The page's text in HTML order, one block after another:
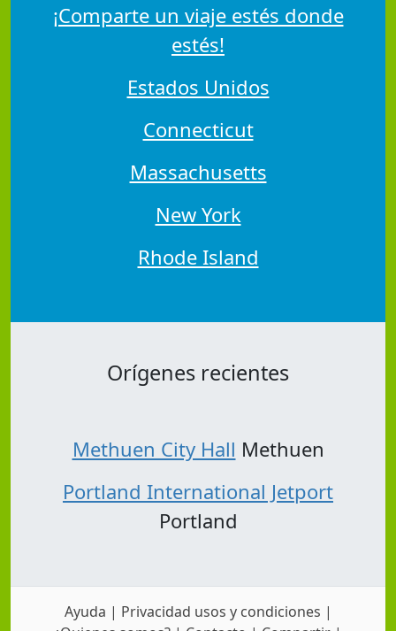
¡Comparte un viaje estés donde
estés!
Estados Unidos
Connecticut
Massachusetts
New York
Rhode Island
Orígenes recientes
Methuen City Hall Methuen
Portland International Jetport
Portland
Ayuda | Privacidad usos y condiciones |